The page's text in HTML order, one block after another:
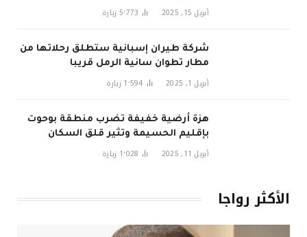
أبريل 15, 2025 5٬773 زيارة
شركة طيران إسبانية ستطلق رحلاتها من
مطار تطوان سانية الرمل قريبا
أبريل 1, 2025 1٬594 زيارة
هزة أرضية خفيفة تضرب منطقة بوحوت
بإقليم الحسيمة وتثير قلق السكان
أبريل 11, 2025 1٬028 زيارة
الأكثر رواجا